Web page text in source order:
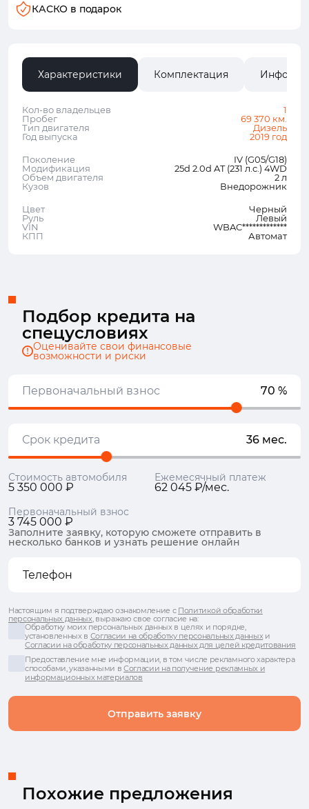
КАСКО в подарок
Характеристики Комплектация
Кол-во владельцев
1
Пробег
69 370 км.
Тип двигателя
Дизель
Год выпуска
2019 год
Поколение
IV (G05/G18)
Модификация
25d 2.0d AT (231 л.с.) 4WD
Объем двигателя
2 л
Кузов
Внедорожник
Цвет
Черный
Руль
Левый
VIN
WBAC*************
КПП
Автомат
Подбор кредита на
спецусловиях
Оценивайте свои финансовые
возможности и риски
Первоначальный взнос 70 %
Срок кредита 36 мес.
Стоимость автомобиля
5 350 000 ₽
Ежемесячный платеж
62 045 ₽/мес.
Первоначальный взнос
3 745 000 ₽
Заполните заявку, которую сможете отправить в
несколько банков и узнать решение онлайн
Отправить заявку
Настоящим я подтверждаю ознакомление с Политикой обработки
персональных данных, выражаю свое согласие на:
Обработку моих персональных данных в целях и порядке,
установленных в Согласии на обработку персональных данныхи
Согласии на обработку персональных данных для целей кредитования
Предоставление мне информации, в том числе рекламного характера
способами, указанными вСогласии на получение рекламных и
информационных материалов
Похожие предложения